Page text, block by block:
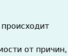
от причин,